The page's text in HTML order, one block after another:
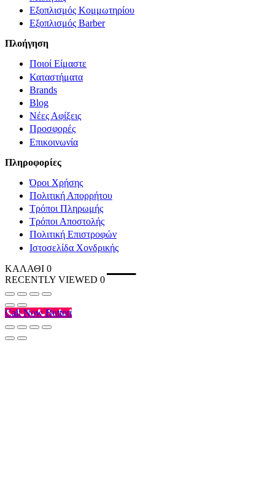
Εξοπλισμός Κομμωτηρίου
Εξοπλισμός Barber
Πλοήγηση
Ποιοί Είμαστε
Καταστήματα
Brands
Blog
Νέες Αφίξεις
Προσφορές
Επικοινωνία
Πληροφορίες
Όροι Χρήσης
Πολιτική Απορρήτου
Τρόποι Πληρωμής
Τρόποι Αποστολής
Πολιτική Επιστροφών
Ιστοσελίδα Χονδρικής
ΚΑΛΑΘΙ 0
RECENTLY VIEWED 0
Call Now Button